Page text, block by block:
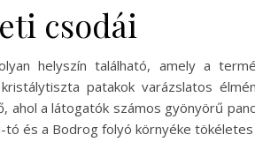
csodái
helyszín található, amely a
patakok varázslatos
ahol a látogatók számos gyönyörű
és a Bodrog folyó környéke